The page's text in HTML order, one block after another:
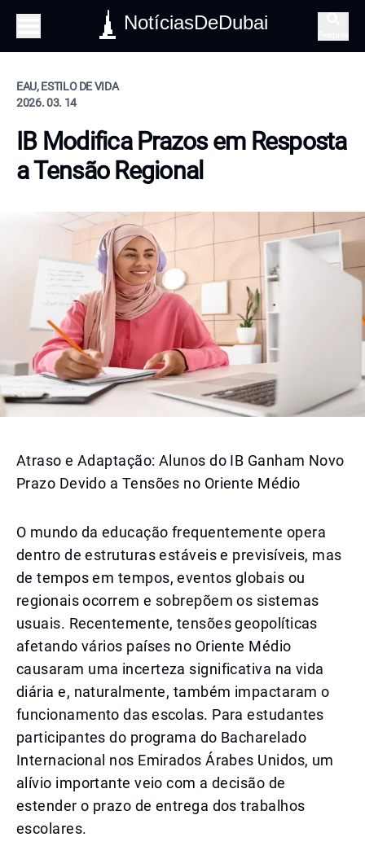
NotíciasDeDubai
EAU, ESTILO DE VIDA
2026. 03. 14
IB Modifica Prazos em Resposta
a Tensão Regional
Atraso e Adaptação: Alunos do IB Ganham Novo
Prazo Devido a Tensões no Oriente Médio
O mundo da educação frequentemente opera
dentro de estruturas estáveis e previsíveis, mas
de tempos em tempos, eventos globais ou
regionais ocorrem e sobrepõem os sistemas
usuais. Recentemente, tensões geopolíticas
afetando vários países no Oriente Médio
causaram uma incerteza significativa na vida
diária e, naturalmente, também impactaram o
funcionamento das escolas. Para estudantes
participantes do programa do Bacharelado
Internacional nos Emirados Árabes Unidos, um
alívio importante veio com a decisão de
estender o prazo de entrega dos trabalhos
escolares.